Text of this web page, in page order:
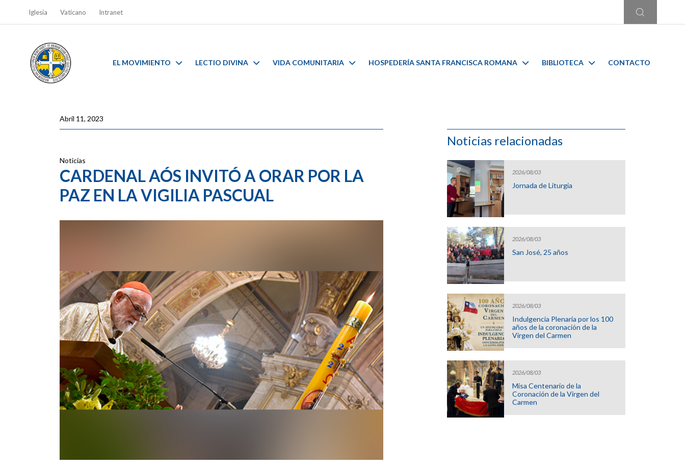
Iglesia Vaticano Intranet
EL MOVIMIENTO LECTIO DIVINA VIDA COMUNITARIA HOSPEDERÍA SANTA FRANCISCA ROMANA BIBLIOTECA CONTACTO
Abril 11, 2023
Noticias
CARDENAL AÓS INVITÓ A ORAR POR LA
PAZ EN LA VIGILIA PASCUAL
Noticias relacionadas
2026/08/03
Jornada de Liturgia
2026/08/03
San José, 25 años
2026/08/03
Indulgencia Plenaria por los 100
años de la coronación de la
Virgen del Carmen
2026/08/03
Misa Centenario de la
Coronación de la Virgen del
Carmen